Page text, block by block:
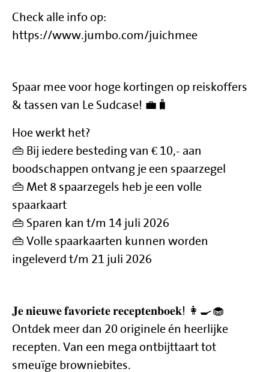
Check alle info op:
https://www.jumbo.com/juichmee
Spaar mee voor hoge kortingen op reiskoffers
& tassen van Le Sudcase! 💼🧳
Hoe werkt het?
👜 Bij iedere besteding van € 10,- aan
boodschappen ontvang je een spaarzegel
👜 Met 8 spaarzegels heb je een volle
spaarkaart
👜 Sparen kan t/m 14 juli 2026
👜 Volle spaarkaarten kunnen worden
ingeleverd t/m 21 juli 2026
𝐉𝐞 𝐧𝐢𝐞𝐮𝐰𝐞 𝐟𝐚𝐯𝐨𝐫𝐢𝐞𝐭𝐞 𝐫𝐞𝐜𝐞𝐩𝐭𝐞𝐧𝐛𝐨𝐞𝐤! 👩‍🍳🧁
Ontdek meer dan 20 originele én heerlijke
recepten. Van een mega ontbijttaart tot
smeuïge browniebites.